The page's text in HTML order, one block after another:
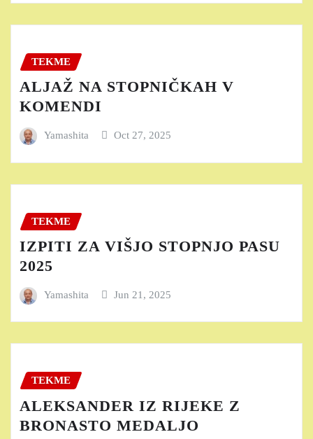
TEKME
ALJAŽ NA STOPNIČKAH V
KOMENDI
Yamashita Oct 27, 2025
TEKME
IZPITI ZA VIŠJO STOPNJO PASU
2025
Yamashita Jun 21, 2025
TEKME
ALEKSANDER IZ RIJEKE Z
BRONASTO MEDALJO